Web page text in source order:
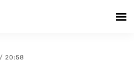
/ 20:58